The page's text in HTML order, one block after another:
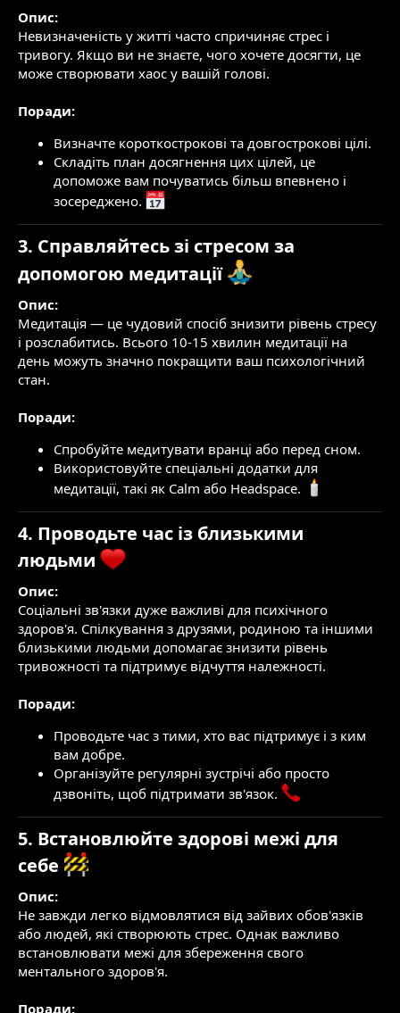
Опис:
Невизначеність у житті часто спричиняє стрес і
тривогу. Якщо ви не знаєте, чого хочете досягти, це
може створювати хаос у вашій голові.
Поради:
Визначте короткострокові та довгострокові цілі.
Складіть план досягнення цих цілей, це
допоможе вам почуватись більш впевнено і
зосереджено.
3. Справляйтесь зі стресом за
допомогою медитації
Опис:
Медитація — це чудовий спосіб знизити рівень стресу
і розслабитись. Всього 10-15 хвилин медитації на
день можуть значно покращити ваш психологічний
стан.
Поради:
Спробуйте медитувати вранці або перед сном.
Використовуйте спеціальні додатки для
медитації, такі як Calm або Headspace.
4. Проводьте час із близькими
людьми
Опис:
Соціальні зв'язки дуже важливі для психічного
здоров'я. Спілкування з друзями, родиною та іншими
близькими людьми допомагає знизити рівень
тривожності та підтримує відчуття належності.
Поради:
Проводьте час з тими, хто вас підтримує і з ким
вам добре.
Організуйте регулярні зустрічі або просто
дзвоніть, щоб підтримати зв'язок.
5. Встановлюйте здорові межі для
себе
Опис:
Не завжди легко відмовлятися від зайвих обов'язків
або людей, які створюють стрес. Однак важливо
встановлювати межі для збереження свого
ментального здоров'я.
Поради: